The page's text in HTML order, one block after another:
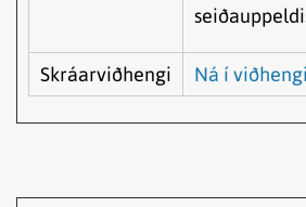
Skráarviðhengi Ná í viðhengi